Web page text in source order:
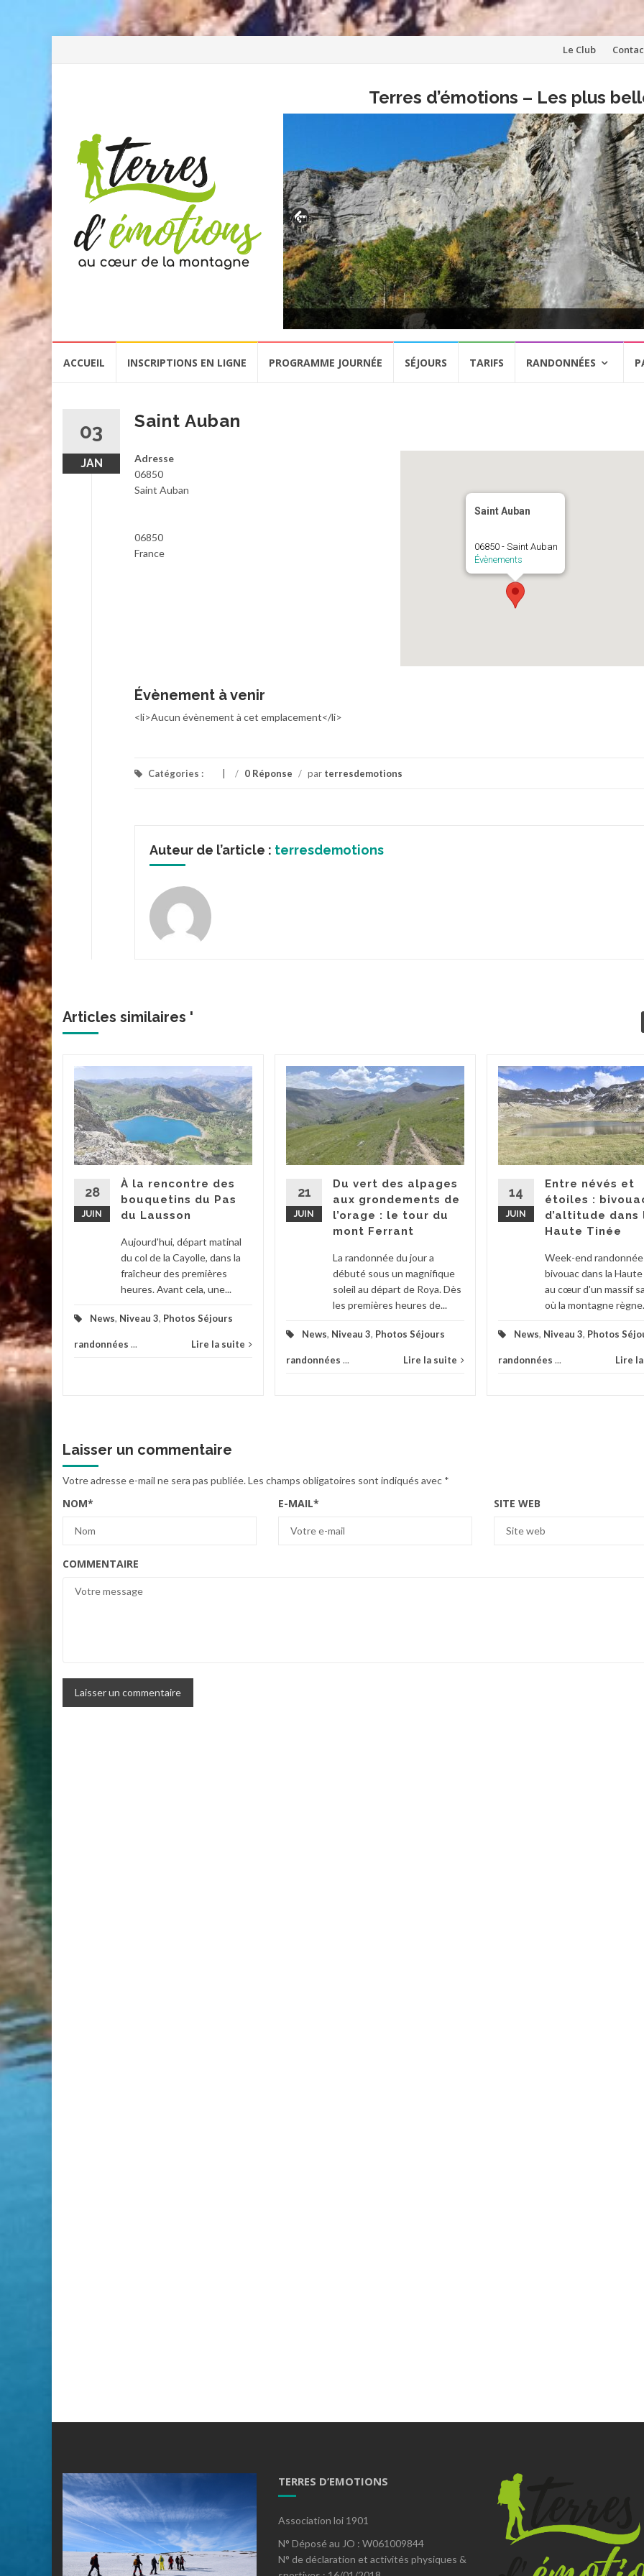
Aller
contenu
Le Club
Terres d’émotions – Les plus
Previous
ACCUEIL INSCRIPTIONS EN LIGNE PROGRAMME JOURNÉE SÉJOURS TARIFS RANDONNÉES
03
JAN
Saint Auban
Saint Auban
06850 - Saint Auban
Évènements
Adresse
06850
Saint Auban
06850
France
Évènement à venir
<li>Aucun évènement à cet emplacement</li>
Catégories : / 0 Réponse / par terresdemotions
Auteur de l’article : terresdemotions
Articles similaires '
de
et
ce
à
par...
...
suite
28
JUIN
À la rencontre des
bouquetins du Pas
du Lausson
Aujourd'hui, départ matinal
du col de la Cayolle, dans la
fraîcheur des premières
heures. Avant cela, une...
News, Niveau 3, Photos Séjours
randonnées ... Lire la suite
21
JUIN
Du vert des alpages
aux grondements de
l’orage : le tour du
mont Ferrant
La randonnée du jour a
débuté sous un magnifique
soleil au départ de Roya. Dès
les premières heures de...
News, Niveau 3, Photos Séjours
randonnées ... Lire la suite
14
JUIN
Entre névés et
étoiles :
d’altitude dans
Haute Tinée
Week-end
bivouac dans la
au cœur d'un massif
où la montagne
News, Niveau 3, Photos
randonnées ... Lire
Laisser un commentaire
Votre adresse e-mail ne sera pas publiée.Les champs obligatoires sont indiqués avec *
NOM* E-MAIL* SITE WEB
COMMENTAIRE
TERRES D’EMOTIONS
Association loi 1901
N° Déposé au JO : W061009844
N° de déclaration et activités physiques &